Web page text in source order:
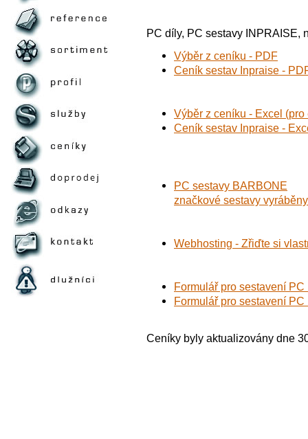
PC díly, PC sestavy INPRAISE,
Výběr z ceníku - PDF
Ceník sestav Inpraise -
Výběr z ceníku - Excel (pro
Ceník sestav Inpraise -
PC sestavy BARBONE
značkové sestavy
Webhosting - Zřiďte si
Formulář pro sestavení
Formulář pro sestavení
Ceníky byly aktualizovány dne